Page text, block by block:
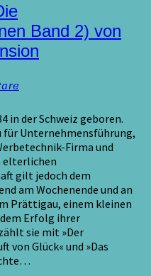
Band 2) von
in der Schweiz geboren.
für Unternehmensführung,
Firma und
elterlichen
gilt jedoch dem
am Wochenende und an
Prättigau, einem kleinen
dem Erfolg ihrer
sie mit »Der
von Glück« und »Das